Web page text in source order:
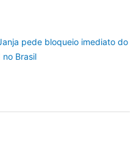
pede bloqueio imediato do
no Brasil